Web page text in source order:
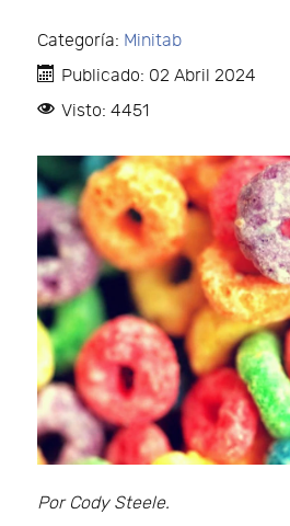
Categoría: Minitab
Publicado: 02 Abril 2024
Visto: 4451
Por Cody Steele.